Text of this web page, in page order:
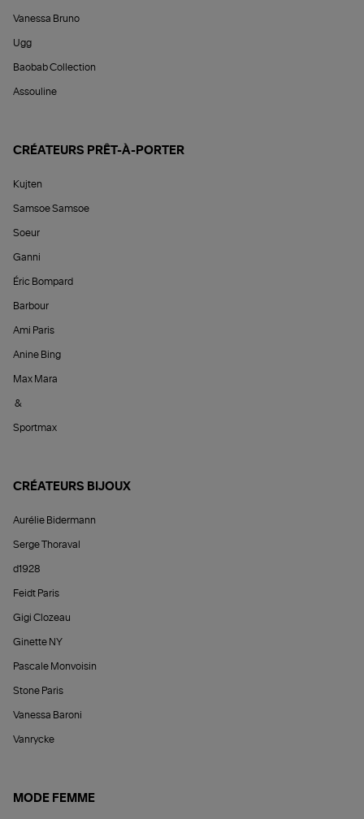
Vanessa Bruno
Ugg
Baobab Collection
Assouline
CRÉATEURS PRÊT-À-PORTER
Kujten
Samsoe Samsoe
Soeur
Ganni
Éric Bompard
Barbour
Ami Paris
Anine Bing
Max Mara
&
Sportmax
CRÉATEURS BIJOUX
Aurélie Bidermann
Serge Thoraval
d1928
Feidt Paris
Gigi Clozeau
Ginette NY
Pascale Monvoisin
Stone Paris
Vanessa Baroni
Vanrycke
MODE FEMME